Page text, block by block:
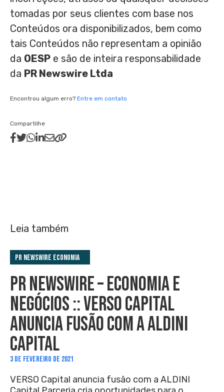
tomadas por seus clientes com base nos
Conteúdos ora disponibilizados, bem como
tais Conteúdos não representam a opinião
da OESP e são de inteira responsabilidade
da PR Newswire Ltda
Encontrou algum erro? Entre em contato
Compartilhe
Leia também
PR Newswire Economia
PR NEWSWIRE – ECONOMIA E
NEGÓCIOS :: VERSO CAPITAL
ANUNCIA FUSÃO COM A ALDINI
CAPITAL
3 DE FEVEREIRO DE 2021
VERSO Capital anuncia fusão com a ALDINI